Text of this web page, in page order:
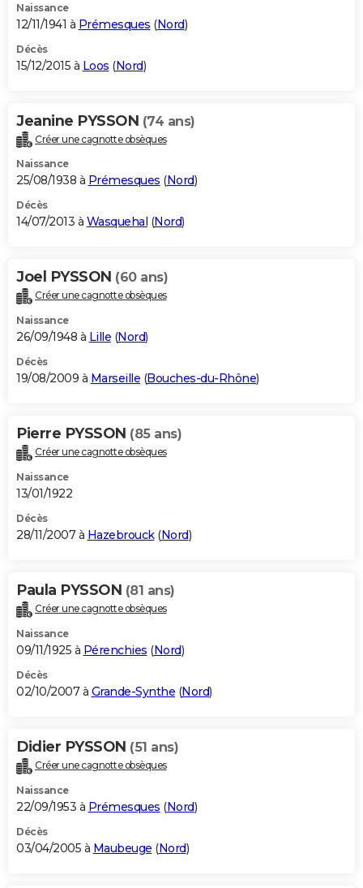
Naissance
12/11/1941 à Prémesques (Nord)
Décès
15/12/2015 à Loos (Nord)
Jeanine PYSSON (74 ans)
Créer une cagnotte obsèques
Naissance
25/08/1938 à Prémesques (Nord)
Décès
14/07/2013 à Wasquehal (Nord)
Joel PYSSON (60 ans)
Créer une cagnotte obsèques
Naissance
26/09/1948 à Lille (Nord)
Décès
19/08/2009 à Marseille (Bouches-du-Rhône)
Pierre PYSSON (85 ans)
Créer une cagnotte obsèques
Naissance
13/01/1922
Décès
28/11/2007 à Hazebrouck(Nord)
Paula PYSSON (81 ans)
Créer une cagnotte obsèques
Naissance
09/11/1925 à Pérenchies (Nord)
Décès
02/10/2007 à Grande-Synthe (Nord)
Didier PYSSON (51 ans)
Créer une cagnotte obsèques
Naissance
22/09/1953 à Prémesques (Nord)
Décès
03/04/2005 à Maubeuge (Nord)